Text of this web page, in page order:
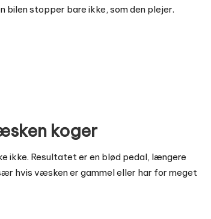
bilen stopper bare ikke, som den plejer.
koger
ikke. Resultatet er en blød pedal, længere
hvis væsken er gammel eller har for meget